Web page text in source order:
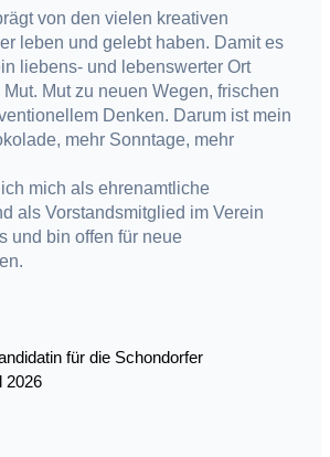
von den vielen kreativen
leben und gelebt haben. Damit es
liebens- und lebenswerter Ort
Mut zu neuen Wegen, frischen
Denken. Darum ist mein
mehr Sonntage, mehr
ich mich als ehrenamtliche
als Vorstandsmitglied im Verein
und bin offen für neue